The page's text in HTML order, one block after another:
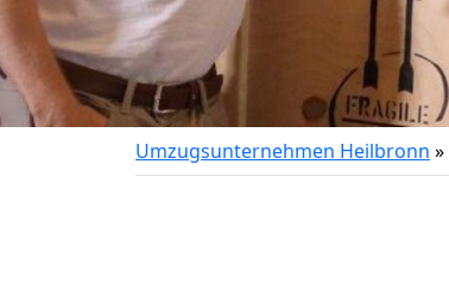
Umzugsunternehmen Heilbronn »